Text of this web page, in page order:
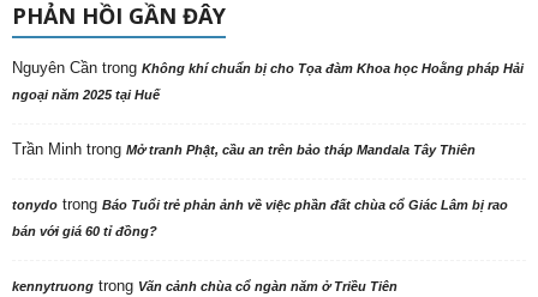
PHẢN HỒI GẦN ĐÂY
Nguyên Cần trong Không khí chuẩn bị cho Tọa đàm Khoa học Hoằng pháp Hải
ngoại năm 2025 tại Huế
Trần Minh trong Mở tranh Phật, cầu an trên bảo tháp Mandala Tây Thiên
tonydo trong Báo Tuổi trẻ phản ảnh về việc phần đất chùa cổ Giác Lâm bị rao
bán với giá 60 tỉ đồng?
kennytruong trong Vãn cảnh chùa cổ ngàn năm ở Triều Tiên